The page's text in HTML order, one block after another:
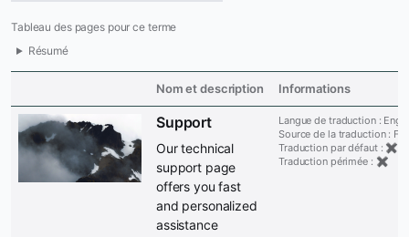
Tableau des pages pour ce terme
Résumé
Nom et description Informations
Support
Our technical
support page
offers you fast
and personalized
assistance
Langue de traduction :
Source de la traduction :
Traduction par défaut : ✖
Traduction périmée : ✖